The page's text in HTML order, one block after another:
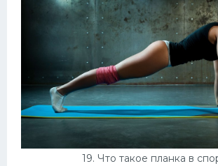
19. Что такое планка в